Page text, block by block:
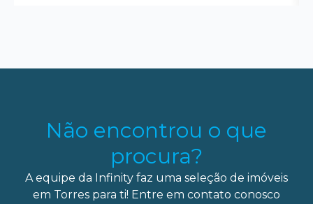
Não encontrou o que
procura?
A equipe da Infinity faz uma seleção de imóveis
em Torres para ti! Entre em contato conosco